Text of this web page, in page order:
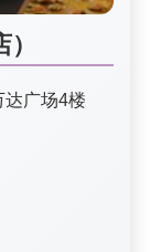
达广场4楼